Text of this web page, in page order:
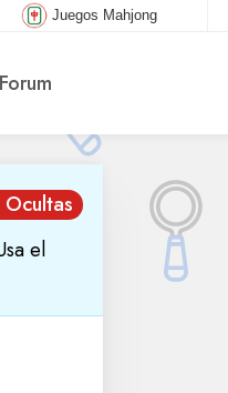
Juegos Mahjong
Ocultas
el